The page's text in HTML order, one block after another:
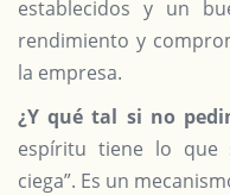
establecidos y un
rendimiento y
la empresa.
¿Y qué tal si no
espíritu tiene lo que
ciega”. Es un